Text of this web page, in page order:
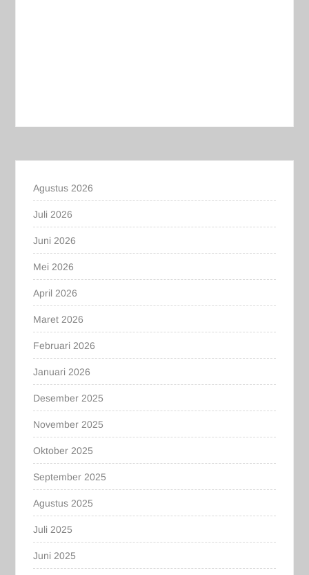
Agustus 2026
Juli 2026
Juni 2026
Mei 2026
April 2026
Maret 2026
Februari 2026
Januari 2026
Desember 2025
November 2025
Oktober 2025
September 2025
Agustus 2025
Juli 2025
Juni 2025